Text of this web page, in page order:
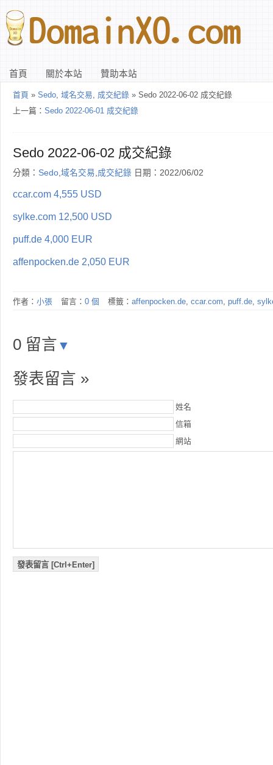
首頁 關於本站 贊助本站
首頁 » Sedo, 域名交易, 成交紀錄 » Sedo 2022-06-02 成交紀錄
上一篇： Sedo 2022-06-01 成交紀錄
Sedo 2022-06-02 成交紀錄
分類： Sedo,域名交易,成交紀錄 日期：2022/06/02
ccar.com 4,555 USD
sylke.com 12,500 USD
puff.de 4,000 EUR
affenpocken.de 2,050 EUR
作者： 小張 留言： 0 個 標籤： affenpocken.de, ccar.com, puff.de,
0 留言 ▼
發表留言 »
姓名
信箱
網站